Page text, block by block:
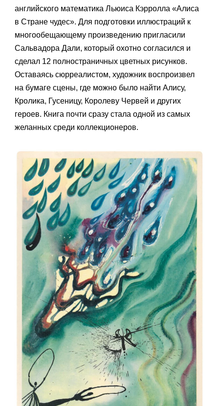
английского математика Льюиса Кэрролла «Алиса
в Стране чудес». Для подготовки иллюстраций к
многообещающему произведению пригласили
Сальвадора Дали, который охотно согласился и
сделал 12 полностраничных цветных рисунков.
Оставаясь сюрреалистом, художник воспроизвел
на бумаге сцены, где можно было найти Алису,
Кролика, Гусеницу, Королеву Червей и других
героев. Книга почти сразу стала одной из самых
желанных среди коллекционеров.